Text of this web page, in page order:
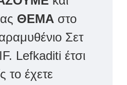
ΘΕΜΑ στο
Σετ
Lefkaditi έτσι
το έχετε